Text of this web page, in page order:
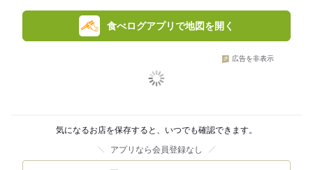
食べログアプリで地図を開く
広告を非表示
気になるお店を保存すると、いつでも確認できます。
アプリなら会員登録なし